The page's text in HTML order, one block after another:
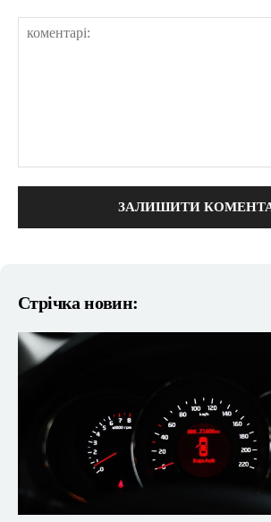
Стрічка новин: